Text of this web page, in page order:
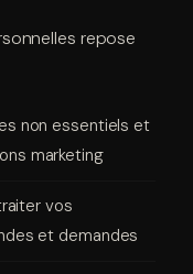
repose
non essentiels et
marketing
vos
et demandes